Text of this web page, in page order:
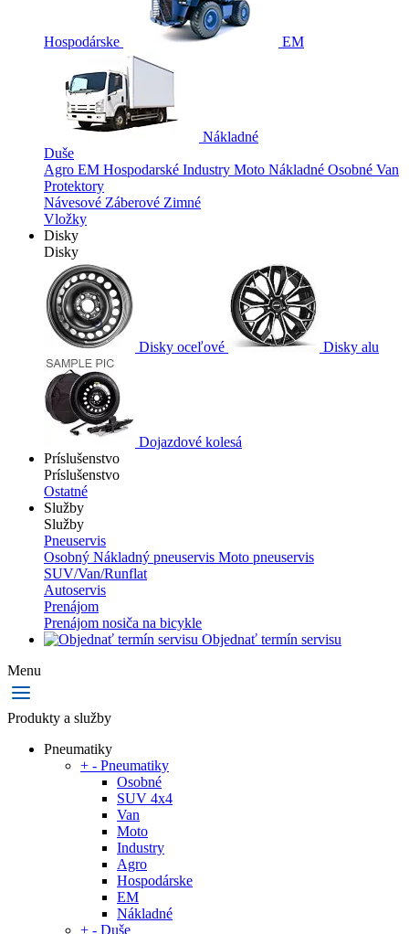
Hospodárske EM
Nákladné
Duše
Agro EM Hospodarské Industry Moto Nákladné Osobné Van
Protektory
Návesové Záberové Zimné
Vložky
Disky
Disky
Disky oceľové Disky alu
Dojazdové kolesá
Príslušenstvo
Príslušenstvo
Ostatné
Služby
Služby
Pneuservis
Osobný Nákladný pneuservis Moto pneuservis
SUV/Van/Runflat
Autoservis
Prenájom
Prenájom nosiča na bicykle
Objednať termín servisu
Menu
Produkty a služby
Pneumatiky
+ - Pneumatiky
Osobné
SUV 4x4
Van
Moto
Industry
Agro
Hospodárske
EM
Nákladné
+ - Duše